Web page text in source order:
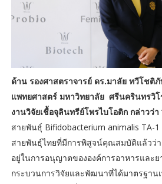
ด้าน รองศาสตราจารย์ ดร.มาลัย ทวีโชติ
แพทยศาสตร์ มหาวิทยาลัย ศรีนครินทรวิโ
งานวิจัยเชื้อจุลินทรีย์โพรไบโอติก กล่าวว่า
สายพันธุ์ Bifidobacterium animalis TA-
สายพันธุ์ไทยที่มีการพิสูจน์คุณสมบัติแล้วว่
อยู่ในการอนุญาตขององค์การอาหารและย
กระบวนการวิจัยและพัฒนาที่ได้มาตรฐาน